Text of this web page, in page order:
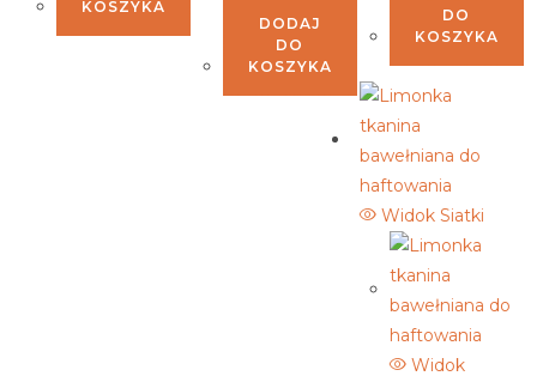
KOSZYKA
DODAJ
DO
KOSZYKA
DO
KOSZYKA
Widok Siatki
Widok